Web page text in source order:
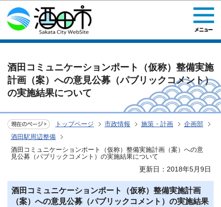
このページの本文へ移動
酒田コミュニケーションポート（仮称）整備実施
計画（案）への意見公募（パブリックコメント）
の実施結果について
トップページ 市政情報 施策・計画
企画部
酒田駅周辺整備
酒田コミュニケーションポート（仮称）整備実施計画（案）への意
見公募（パブリックコメント）の実施結果について
更新日：2018年5月9日
酒田コミュニケーションポート（仮称）整備実施計画
（案）への意見公募（パブリックコメント）の実施結果